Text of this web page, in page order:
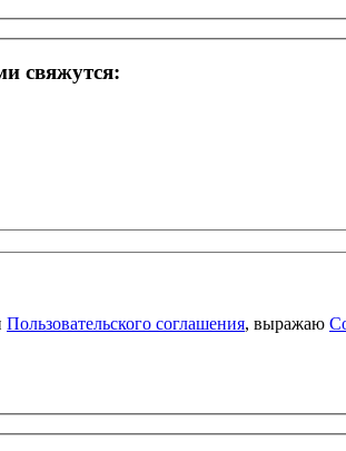
свяжутся:
Пользовательского соглашения, выражаю